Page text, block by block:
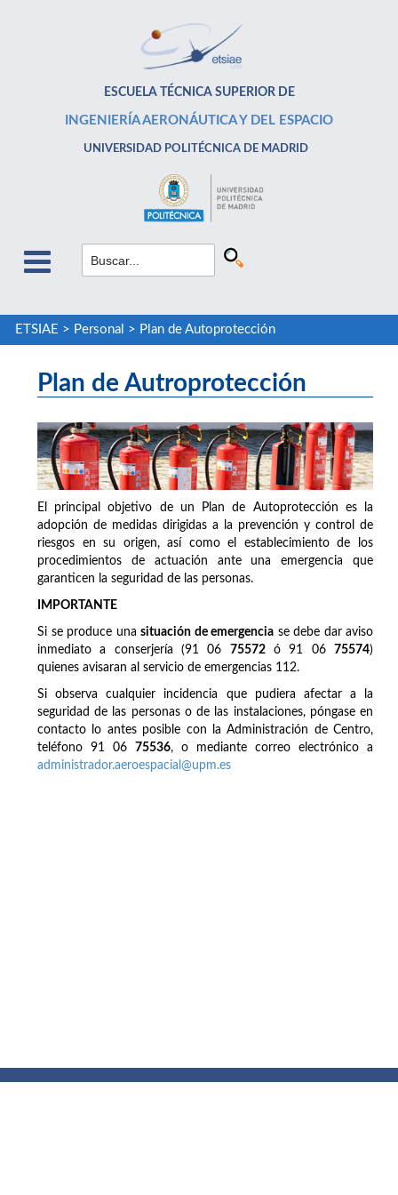
ESCUELA TÉCNICA SUPERIOR DE
INGENIERÍA AERONÁUTICA Y DEL ESPACIO
UNIVERSIDAD POLITÉCNICA DE MADRID
ETSIAE > Personal > Plan de Autoprotección
Plan de Autroprotección
El principal objetivo de un Plan de Autoprotección es la
adopción de medidas dirigidas a la prevención y control de
riesgos en su origen, así como el establecimiento de los
procedimientos de actuación ante una emergencia que
garanticen la seguridad de las personas.
IMPORTANTE
Si se produce una situación de emergencia se debe dar aviso
inmediato a conserjería (91 06 75572ó 91 06 75574)
quienes avisaran al servicio de emergencias 112.
Si observa cualquier incidencia que pudiera afectar a la
seguridad de las personas o de las instalaciones, póngase en
contacto lo antes posible con la Administración de Centro,
teléfono 91 06 75536, o mediante correo electrónico a
administrador.aeroespacial@upm.es